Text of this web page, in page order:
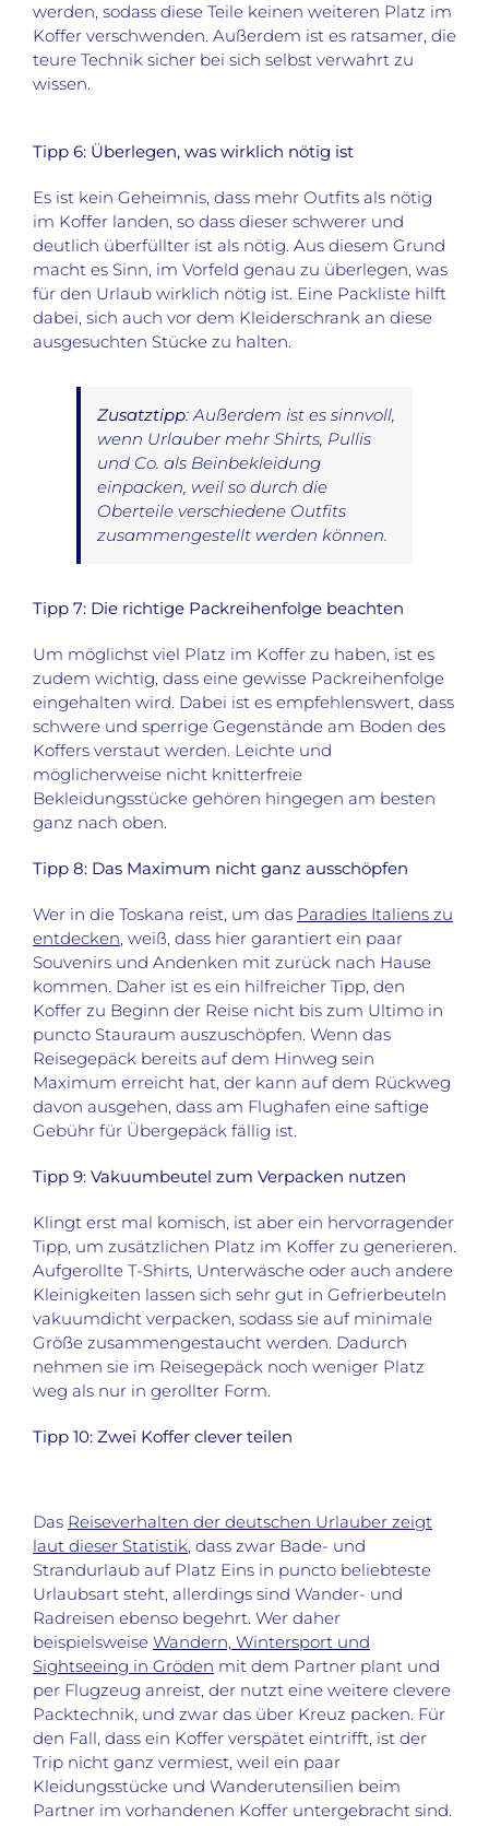
werden, sodass diese Teile keinen weiteren Platz im
Koffer verschwenden. Außerdem ist es ratsamer, die
teure Technik sicher bei sich selbst verwahrt zu
wissen.
Tipp 6: Überlegen, was wirklich nötig ist
Es ist kein Geheimnis, dass mehr Outfits als nötig
im Koffer landen, so dass dieser schwerer und
deutlich überfüllter ist als nötig. Aus diesem Grund
macht es Sinn, im Vorfeld genau zu überlegen, was
für den Urlaub wirklich nötig ist. Eine Packliste hilft
dabei, sich auch vor dem Kleiderschrank an diese
ausgesuchten Stücke zu halten.
Zusatztipp: Außerdem ist es sinnvoll,
wenn Urlauber mehr Shirts, Pullis
und Co. als Beinbekleidung
einpacken, weil so durch die
Oberteile verschiedene Outfits
zusammengestellt werden können.
Tipp 7: Die richtige Packreihenfolge beachten
Um möglichst viel Platz im Koffer zu haben, ist es
zudem wichtig, dass eine gewisse Packreihenfolge
eingehalten wird. Dabei ist es empfehlenswert, dass
schwere und sperrige Gegenstände am Boden des
Koffers verstaut werden. Leichte und
möglicherweise nicht knitterfreie
Bekleidungsstücke gehören hingegen am besten
ganz nach oben.
Tipp 8: Das Maximum nicht ganz ausschöpfen
Wer in die Toskana reist, um das Paradies Italiens zu
entdecken, weiß, dass hier garantiert ein paar
Souvenirs und Andenken mit zurück nach Hause
kommen. Daher ist es ein hilfreicher Tipp, den
Koffer zu Beginn der Reise nicht bis zum Ultimo in
puncto Stauraum auszuschöpfen. Wenn das
Reisegepäck bereits auf dem Hinweg sein
Maximum erreicht hat, der kann auf dem Rückweg
davon ausgehen, dass am Flughafen eine saftige
Gebühr für Übergepäck fällig ist.
Tipp 9: Vakuumbeutel zum Verpacken nutzen
Klingt erst mal komisch, ist aber ein hervorragender
Tipp, um zusätzlichen Platz im Koffer zu generieren.
Aufgerollte T-Shirts, Unterwäsche oder auch andere
Kleinigkeiten lassen sich sehr gut in Gefrierbeuteln
vakuumdicht verpacken, sodass sie auf minimale
Größe zusammengestaucht werden. Dadurch
nehmen sie im Reisegepäck noch weniger Platz
weg als nur in gerollter Form.
Tipp 10: Zwei Koffer clever teilen
Das Reiseverhalten der deutschen Urlauber zeigt
laut dieser Statistik, dass zwar Bade- und
Strandurlaub auf Platz Eins in puncto beliebteste
Urlaubsart steht, allerdings sind Wander- und
Radreisen ebenso begehrt. Wer daher
beispielsweise Wandern, Wintersport und
Sightseeing in Gröden mit dem Partner plant und
per Flugzeug anreist, der nutzt eine weitere clevere
Packtechnik, und zwar das über Kreuz packen. Für
den Fall, dass ein Koffer verspätet eintrifft, ist der
Trip nicht ganz vermiest, weil ein paar
Kleidungsstücke und Wanderutensilien beim
Partner im vorhandenen Koffer untergebracht sind.